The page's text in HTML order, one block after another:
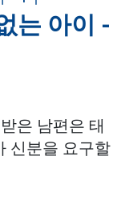
는 아이 -
은 남편은 태
신분을 요구할